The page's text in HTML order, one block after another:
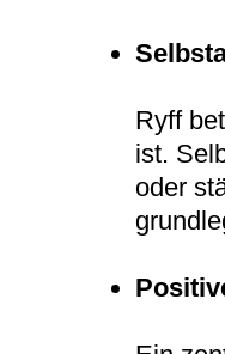
Ryff
ist.
oder